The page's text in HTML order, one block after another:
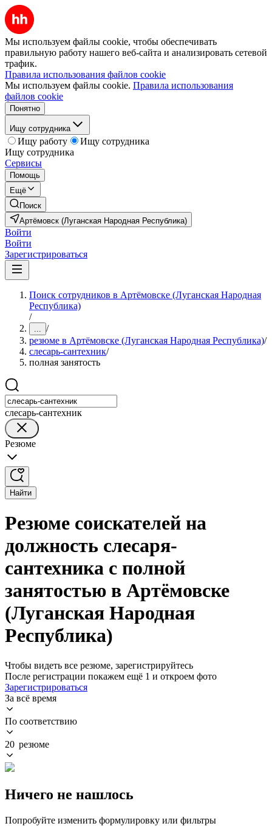
Мы используем файлы cookie, чтобы обеспечивать
правильную работу нашего веб-сайта и анализировать сетевой
трафик.
Правила использования файлов cookie
Мы используем файлы cookie. Правила использования
файлов cookie
Понятно
Ищу сотрудника
Ищу работу
Ищу сотрудника
Ищу сотрудника
Сервисы
Помощь
Ещё
Поиск
Артёмовск (Луганская Народная Республика)
Войти
Войти
Зарегистрироваться
Поиск сотрудников в Артёмовске (Луганская Народная
Республика)
/
... /
резюме в Артёмовске (Луганская Народная Республика)/
слесарь-сантехник/
полная занятость
слесарь-сантехник
Резюме
Найти
Резюме соискателей на
должность слесаря-
сантехника с полной
занятостью в Артёмовске
(Луганская Народная
Республика)
Чтобы видеть все резюме, зарегистрируйтесь
После регистрации покажем ещё 1 и откроем фото
Зарегистрироваться
За всё время
По соответствию
20 резюме
Ничего не нашлось
Попробуйте изменить формулировку или фильтры